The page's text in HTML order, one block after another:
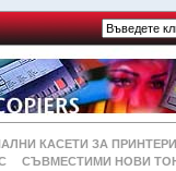
КАСЕТИ ЗА
СЪВМЕСТИМИ НОВИ